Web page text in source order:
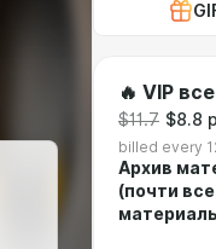
🔥 VIP
$11.7 $8.8
billed every
Архив
(почти